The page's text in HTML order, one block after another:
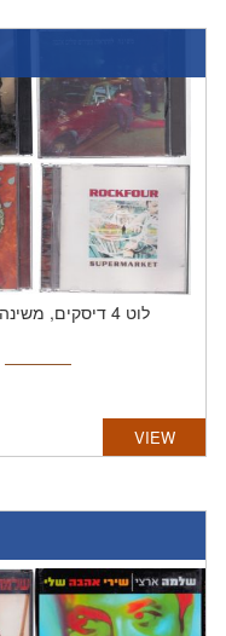
לוט 4 דיסקים, משינה ורוקפור
VIEW